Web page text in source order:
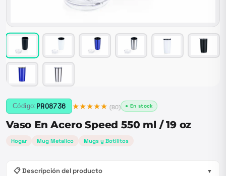
Código: PRO8736 ★★★★★ (80) ● En stock
Vaso En Acero Speed 550 ml / 19 oz
Hogar Mug Metalico Mugs y Botilitos
📋 Descripción del producto ▼